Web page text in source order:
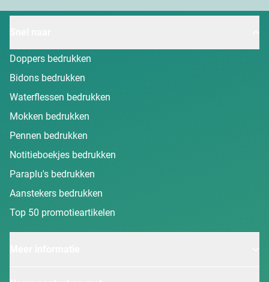
Doppers bedrukken
Bidons bedrukken
Waterflessen bedrukken
Mokken bedrukken
Pennen bedrukken
Notitieboekjes bedrukken
Paraplu's bedrukken
Aanstekers bedrukken
Top 50 promotieartikelen